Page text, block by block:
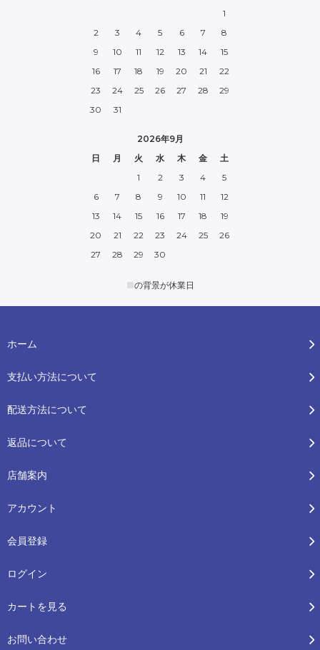
1
2
3 4 5 6 7
8
9
10 11 12 13 14
15
16
17 18 19 20 21
22
23
24 25 26 27 28
29
30
31
2026年9月
日
月 火 水 木 金
土
1
2 3 4
5
6
7 8 9 10 11
12
13
14 15 16 17 18
19
20
21 22 23 24 25
26
27
28 29 30
■の背景が休業日
ホーム
支払い方法について
配送方法について
返品について
店舗案内
アカウント
会員登録
ログイン
カートを見る
お問い合わせ